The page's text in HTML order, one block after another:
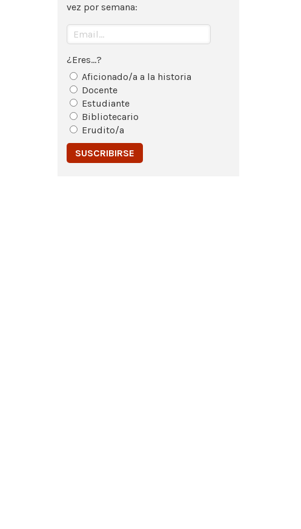
vez por semana:
¿Eres...?
Aficionado/a a la historia
Docente
Estudiante
Bibliotecario
Erudito/a